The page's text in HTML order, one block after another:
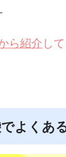
ら紹介し
よくあ